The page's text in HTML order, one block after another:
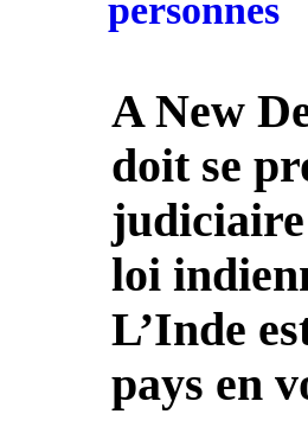
personnes
A New
doit se
loi
L’Inde
pays en